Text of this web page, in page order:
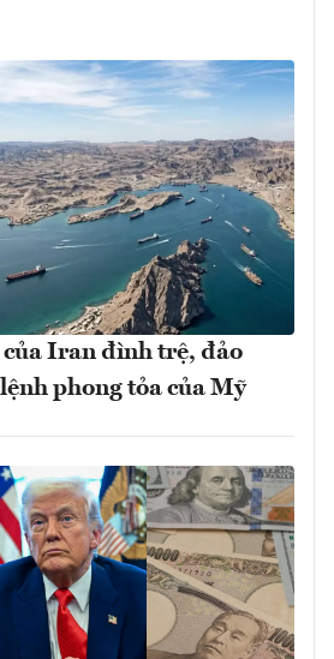
Iran đình trệ, đảo
phong tỏa của Mỹ